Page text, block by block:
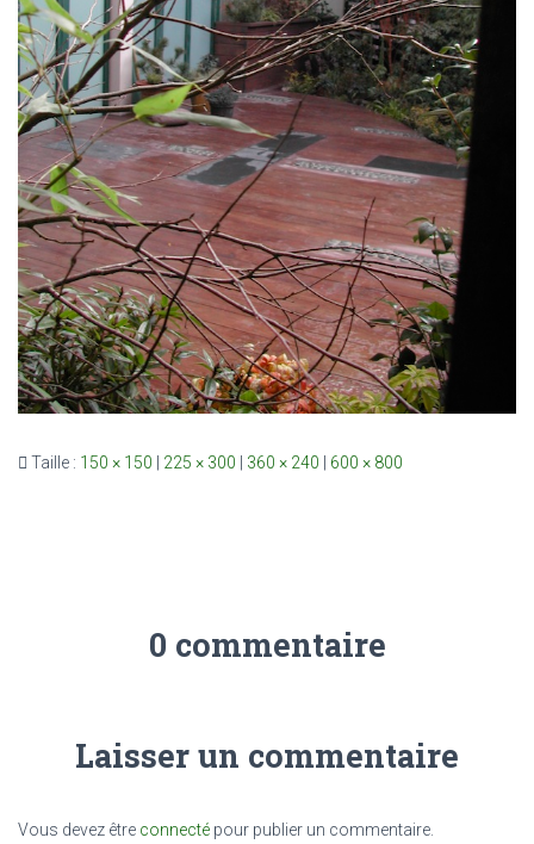
Taille : 150 × 150 225 × 300 360 × 240 600 × 800
0 commentaire
Laisser un commentaire
Vous devez être connecté pour publier un commentaire.